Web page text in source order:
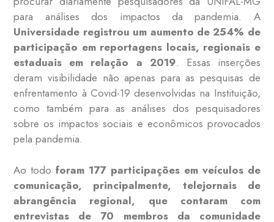
para análises dos impactos da pandemia. A
Universidade registrou um aumento de 254% de
participação em reportagens locais, regionais e
estaduais em relação a 2019. Essas inserções
deram visibilidade não apenas para as pesquisas de
enfrentamento à Covid-19 desenvolvidas na Instituição,
como também para as análises dos pesquisadores
sobre os impactos sociais e econômicos provocados
pela pandemia.
Ao todoforam 177 participações em veículos de
comunicação, principalmente, telejornais de
abrangência regional, que contaram com
entrevistas de 70 membros da comunidade